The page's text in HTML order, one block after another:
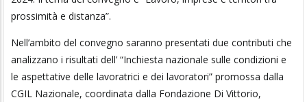
prossimità e distanza”.
Nell’ambito del convegno saranno presentati due contributi che
analizzano i risultati dell’ “Inchiesta nazionale sulle condizioni e
le aspettative delle lavoratrici e dei lavoratori” promossa dalla
CGIL Nazionale, coordinata dalla Fondazione Di Vittorio,